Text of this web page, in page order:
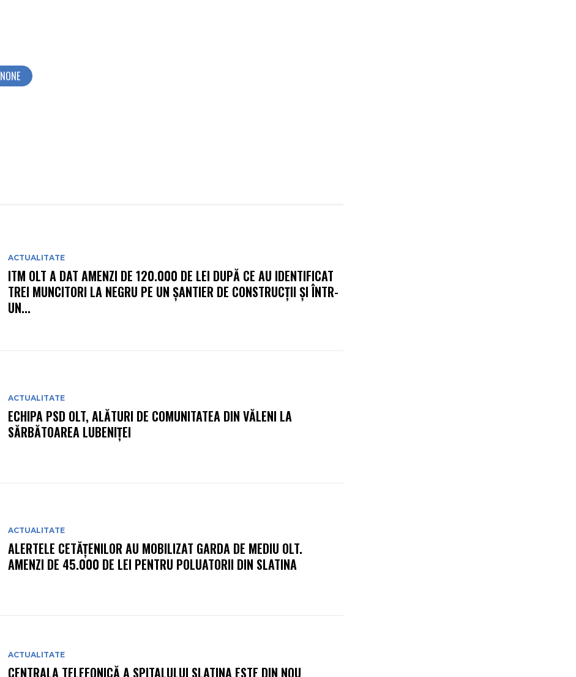
NONE
ACTUALITATE
ITM OLT A DAT AMENZI DE 120.000 DE LEI DUPĂ CE AU IDENTIFICAT
TREI MUNCITORI LA NEGRU PE UN ȘANTIER DE CONSTRUCȚII ȘI ÎNTR-
UN...
ACTUALITATE
ECHIPA PSD OLT, ALĂTURI DE COMUNITATEA DIN VĂLENI LA
SĂRBĂTOAREA LUBENIȚEI
ACTUALITATE
ALERTELE CETĂȚENILOR AU MOBILIZAT GARDA DE MEDIU OLT.
AMENZI DE 45.000 DE LEI PENTRU POLUATORII DIN SLATINA
ACTUALITATE
CENTRALA TELEFONICĂ A SPITALULUI SLATINA ESTE DIN NOU